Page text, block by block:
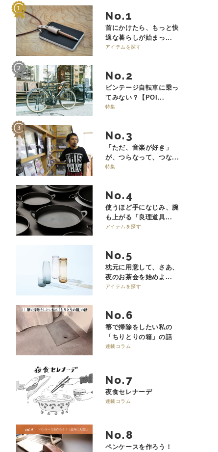
No.
首にかけたら、もっと快
適な暮らしが始まっ...
アイテムを探す
No.
ビンテージ自転車に乗っ
てみない？【POI...
特集
No.
「ただ、音楽が好き」
が、つらなって、つな...
特集
No.
使うほど手になじみ、腕
も上がる「良理道具...
アイテムを探す
No.
枕元に用意して、さあ、
夜のお茶会を始めよ...
アイテムを探す
No.
箒で掃除をしたい私の
「ちりとりの箱」の話
連載コラム
No.
夜食セレナーデ
連載コラム
No.
ペンケースを作ろう！